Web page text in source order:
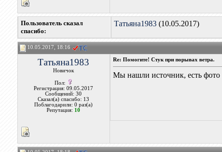
Пользователь сказал
cпасибо:
Татьяна1983(10.05.2017)
10.05.2017, 18:16
Татьяна1983
Новичок
Пол:
Регистрация: 09.05.2017
Сообщений: 30
Сказал(а) спасибо: 13
Поблагодарили: 0 раз(а)
Репутация: 10
Re: Помогите! Стук при порывах ветра.
Мы нашли источник, есть фото